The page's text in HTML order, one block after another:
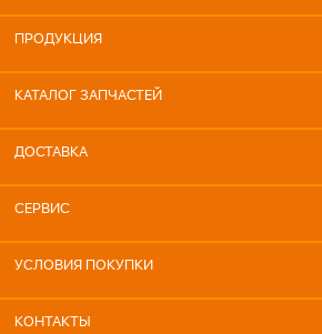
ПРОДУКЦИЯ
КАТАЛОГ ЗАПЧАСТЕЙ
ДОСТАВКА
СЕРВИС
УСЛОВИЯ ПОКУПКИ
КОНТАКТЫ